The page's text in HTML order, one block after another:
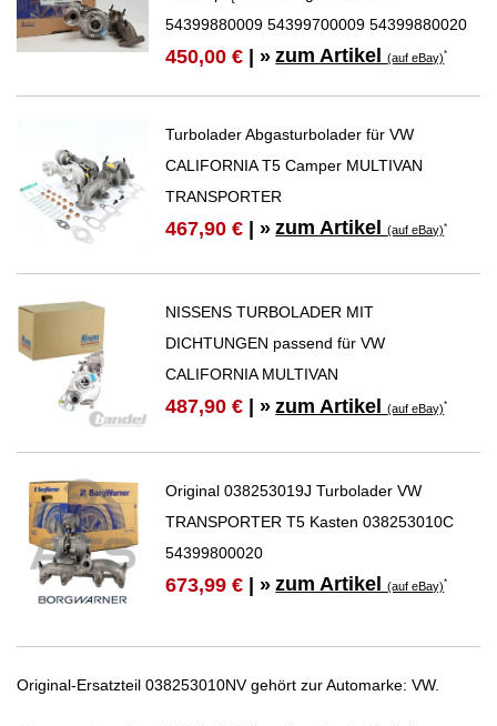
54399880009 54399700009 54399880020
450,00 € | » zum Artikel(auf eBay)*
Turbolader Abgasturbolader für VW
CALIFORNIA T5 Camper MULTIVAN
TRANSPORTER
467,90 € | » zum Artikel(auf eBay)*
NISSENS TURBOLADER MIT
DICHTUNGEN passend für VW
CALIFORNIA MULTIVAN
487,90 € | » zum Artikel(auf eBay)*
Original 038253019J Turbolader VW
TRANSPORTER T5 Kasten 038253010C
54399800020
673,99 € | » zum Artikel(auf eBay)*
Original-Ersatzteil 038253010NV gehört zur Automarke: VW.